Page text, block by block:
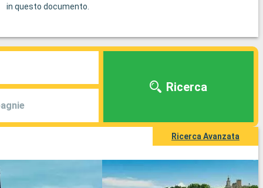
in questo documento.
Ricerca
Ricerca Avanzata